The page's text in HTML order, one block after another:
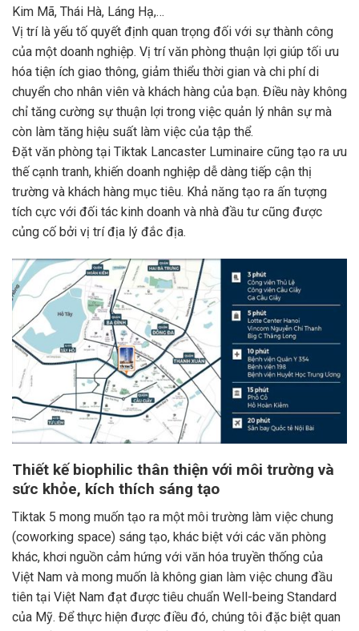
Kim Mã, Thái Hà, Láng Hạ,…
Vị trí là yếu tố quyết định quan trọng đối với sự thành công
của một doanh nghiệp. Vị trí văn phòng thuận lợi giúp tối ưu
hóa tiện ích giao thông, giảm thiểu thời gian và chi phí di
chuyển cho nhân viên và khách hàng của bạn. Điều này không
chỉ tăng cường sự thuận lợi trong việc quản lý nhân sự mà
còn làm tăng hiệu suất làm việc của tập thể.
Đặt văn phòng tại Tiktak Lancaster Luminaire cũng tạo ra ưu
thế cạnh tranh, khiến doanh nghiệp dễ dàng tiếp cận thị
trường và khách hàng mục tiêu. Khả năng tạo ra ấn tượng
tích cực với đối tác kinh doanh và nhà đầu tư cũng được
củng cố bởi vị trí địa lý đắc địa.
Thiết kế biophilic thân thiện với môi trường và
sức khỏe, kích thích sáng tạo
Tiktak 5 mong muốn tạo ra một môi trường làm việc chung
(coworking space) sáng tạo, khác biệt với các văn phòng
khác, khơi nguồn cảm hứng với văn hóa truyền thống của
Việt Nam và mong muốn là không gian làm việc chung đầu
tiên tại Việt Nam đạt được tiêu chuẩn Well-being Standard
của Mỹ. Để thực hiện được điều đó, chúng tôi đặc biệt quan